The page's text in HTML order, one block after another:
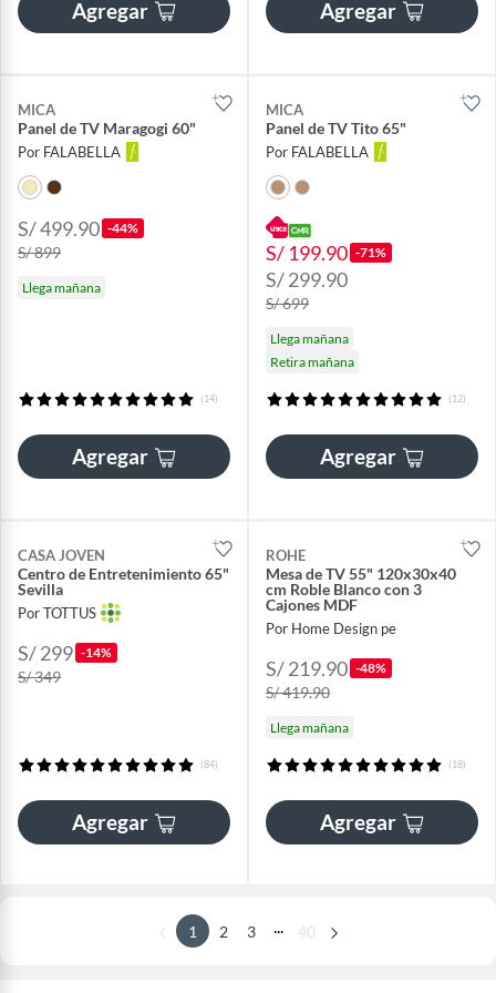
Agregar Agregar
MICA
Panel de TV Maragogi 60"
Por FALABELLA
S/ 499.90 -44%
S/ 899
Llega mañana
(14)
Agregar
MICA
Panel de TV Tito 65"
Por FALABELLA
S/ 199.90 -71%
S/ 299.90
S/ 699
Llega mañana
Retira mañana
(12)
Agregar
CASA JOVEN
Centro de Entretenimiento 65"
Sevilla
Por TOTTUS
S/ 299 -14%
S/ 349
(84)
Agregar
ROHE
Mesa de TV 55" 120x30x40
cm Roble Blanco con 3
Cajones MDF
Por Home Design pe
S/ 219.90 -48%
S/ 419.90
Llega mañana
(18)
Agregar
1 2 3 ... 40